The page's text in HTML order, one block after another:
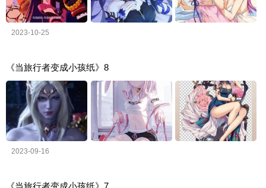
2023-10-25
《当旅行者变成小孩纸》8
2023-09-16